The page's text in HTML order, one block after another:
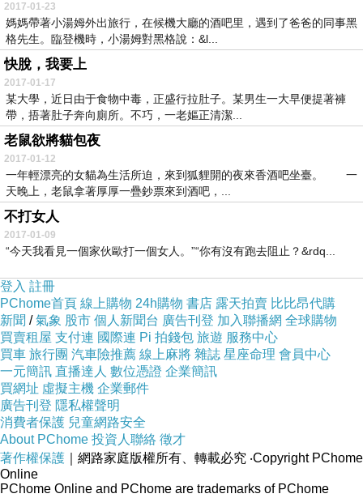
2017-01-23
媽媽帶著小湯姆外出旅行，在候機大廳的酒吧里，遇到了爸爸的同事黑
格先生。臨登機時，小湯姆對黑格說：&l...
快脫，我要上
2017-01-17
某大學，近日由于食物中毒，正盛行拉肚子。某男生一大早便提著褲
帶，捂著肚子奔向廁所。不巧，一老嫗正清潔...
老鼠欲將貓包夜
2017-01-12
一年輕漂亮的女貓為生活所迫，來到狐貍開的夜來香酒吧坐臺。 一
天晚上，老鼠拿著厚厚一疊鈔票來到酒吧，...
不打女人
2017-01-09
“今天我看見一個家伙歐打一個女人。”“你有沒有跑去阻止？&rdq...
登入 註冊
PChome首頁 線上購物 24h購物 書店 露天拍賣 比比昂代購
新聞 /氣象 股市 個人新聞台 廣告刊登 加入聯播網 全球購物
買賣租屋 支付連 國際連 Pi 拍錢包 旅遊 服務中心
買車 旅行團 汽車險推薦 線上麻將 雜誌 星座命理 會員中心
一元簡訊 直播達人 數位憑證 企業簡訊
買網址 虛擬主機 企業郵件
廣告刊登 隱私權聲明
消費者保護 兒童網路安全
About PChome 投資人聯絡 徵才
著作權保護 ｜網路家庭版權所有、轉載必究 ‧Copyright PChome
Online
PChome Online and PChome are trademarks of PChome